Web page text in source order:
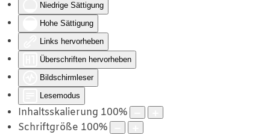
Niedrige Sättigung
Hohe Sättigung
Links hervorheben
Überschriften hervorheben
Bildschirmleser
Lesemodus
Inhaltsskalierung 100%
Schriftgröße 100%